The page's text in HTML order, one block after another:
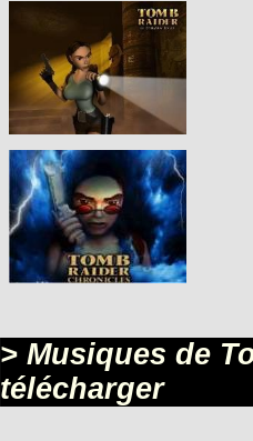
> Musiques de
télécharger